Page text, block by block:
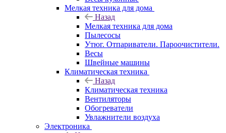
Мелкая техника для дома
Назад
Мелкая техника для дома
Пылесосы
Утюг. Отпариватели. Пароочистители.
Весы
Швейные машины
Климатическая техника
Назад
Климатическая техника
Вентиляторы
Обогреватели
Увлажнители воздуха
Электроника